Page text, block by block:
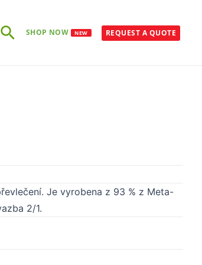
SearchSHOP NOW NEW REQUEST A QUOTE
Je vyrobena z 93 % z Meta-
2/1.